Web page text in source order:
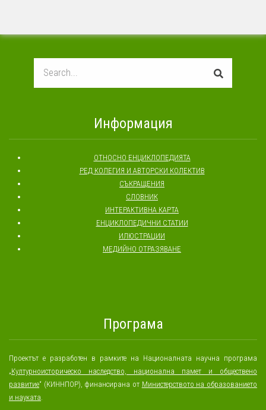
Информация
ОТНОСНО ЕНЦИКЛОПЕДИЯТА
РЕД КОЛЕГИЯ И АВТОРСКИ КОЛЕКТИВ
СЪКРАЩЕНИЯ
СЛОВНИК
ИНТЕРАКТИВНА КАРТА
ЕНЦИКЛОПЕДИЧНИ СТАТИИ
ИЛЮСТРАЦИИ
МЕДИЙНО ОТРАЗЯВАНЕ
Програма
Проектът е разработен в рамките на Националната научна програма
„Културноисторическо наследство, национална памет и обществено
развитие“ (КИННПОР), финансирана от Министерството на образованието
и науката.